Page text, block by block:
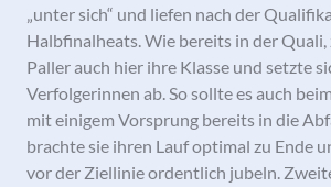
„unter sich“ und liefen nach der
Halbfinalheats. Wie bereits in der Quali,
Paller auch hier ihre Klasse und setzte
Verfolgerinnen ab. So sollte es auch
mit einigem Vorsprung bereits in die
brachte sie ihren Lauf optimal zu Ende
vor der Ziellinie ordentlich jubeln.